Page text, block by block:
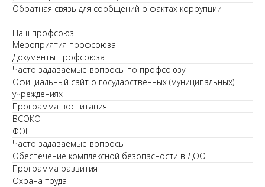
Обратная связь для сообщений о фактах коррупции
Наш профсоюз
Мероприятия профсоюза
Документы профсоюза
Часто задаваемые вопросы по профсоюзу
Официальный сайт о государственных (муниципальных)
учреждениях
Программа воспитания
ВСОКО
ФОП
Часто задаваемые вопросы
Обеспечение комплексной безопасности в ДОО
Программа развития
Охрана труда